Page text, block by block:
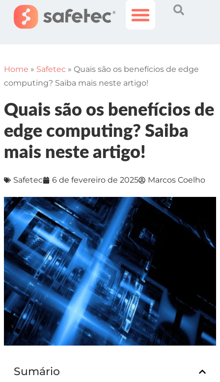
Home » Safetec » Quais são os benefícios de edge
computing? Saiba mais neste artigo!
Quais são os benefícios de
edge computing? Saiba
mais neste artigo!
Safetec 6 de fevereiro de 2025 Marcos Coelho
Sumário